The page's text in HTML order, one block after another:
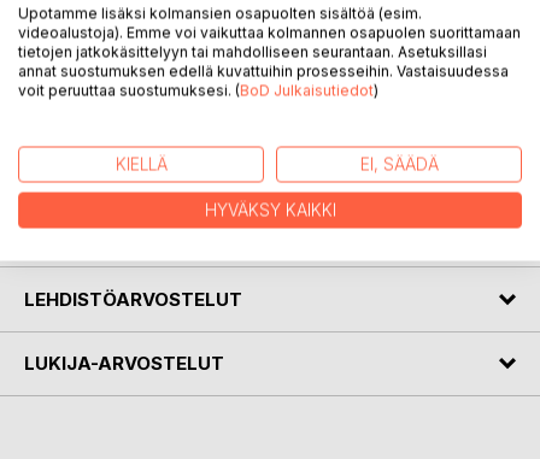
KUVAUS
Tämä kokoelma sisältää runoja yli 20 vuoden ajalta. Runo on
ja se on sateenropinassa. Se on poskelle kuivuneessa
kyyneleessä ja ohikiitävässä hetkessä.
KIRJAILIJA
LEHDISTÖARVOSTELUT
LUKIJA-ARVOSTELUT
Upotamme lisäksi kolmansien osapuolten sisältöä (esim.
videoalustoja). Emme voi vaikuttaa kolmannen osapuolen suorittamaan
tietojen jatkokäsittelyyn tai mahdolliseen seurantaan. Asetuksillasi
annat suostumuksen edellä kuvattuihin prosesseihin. Vastaisuudessa
voit peruuttaa suostumuksesi. (BoD Julkaisutiedot)
KIELLÄ EI, SÄÄDÄ
HYVÄKSY KAIKKI